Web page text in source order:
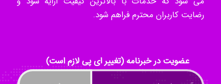
Tavan
رضایت کاربران محترم فراهم شود.
عضویت در خبرنامه (تغییر ای پی لازم است)